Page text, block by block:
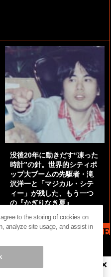
没後20年に動きだす“凍った
時計”の針。世界的シティポ
ップ大ブームの先駆者・滝
沢洋一と「マジカル・シテ
ィー」が残した、もう一つ
の『かぎりなき夏』
NEWS HEADLINE
ます。無断転載を禁じます。 ©
×
to the storing of cookies on
analyze site usage, and assist in